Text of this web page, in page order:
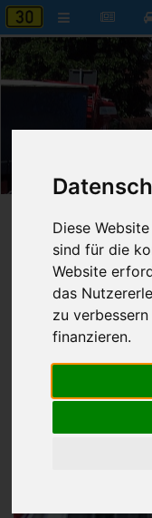
Diese
sind für die
Website
das
zu
finanzieren.
Startseite B30 aktuell
22.06.2026 - 19:31 Uhr
Franz Fischer
Lkw-
Daten